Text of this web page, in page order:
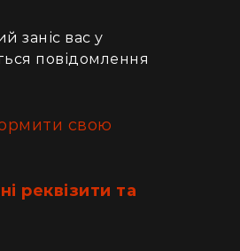
заніс вас у
повідомлення
свою
реквізити та